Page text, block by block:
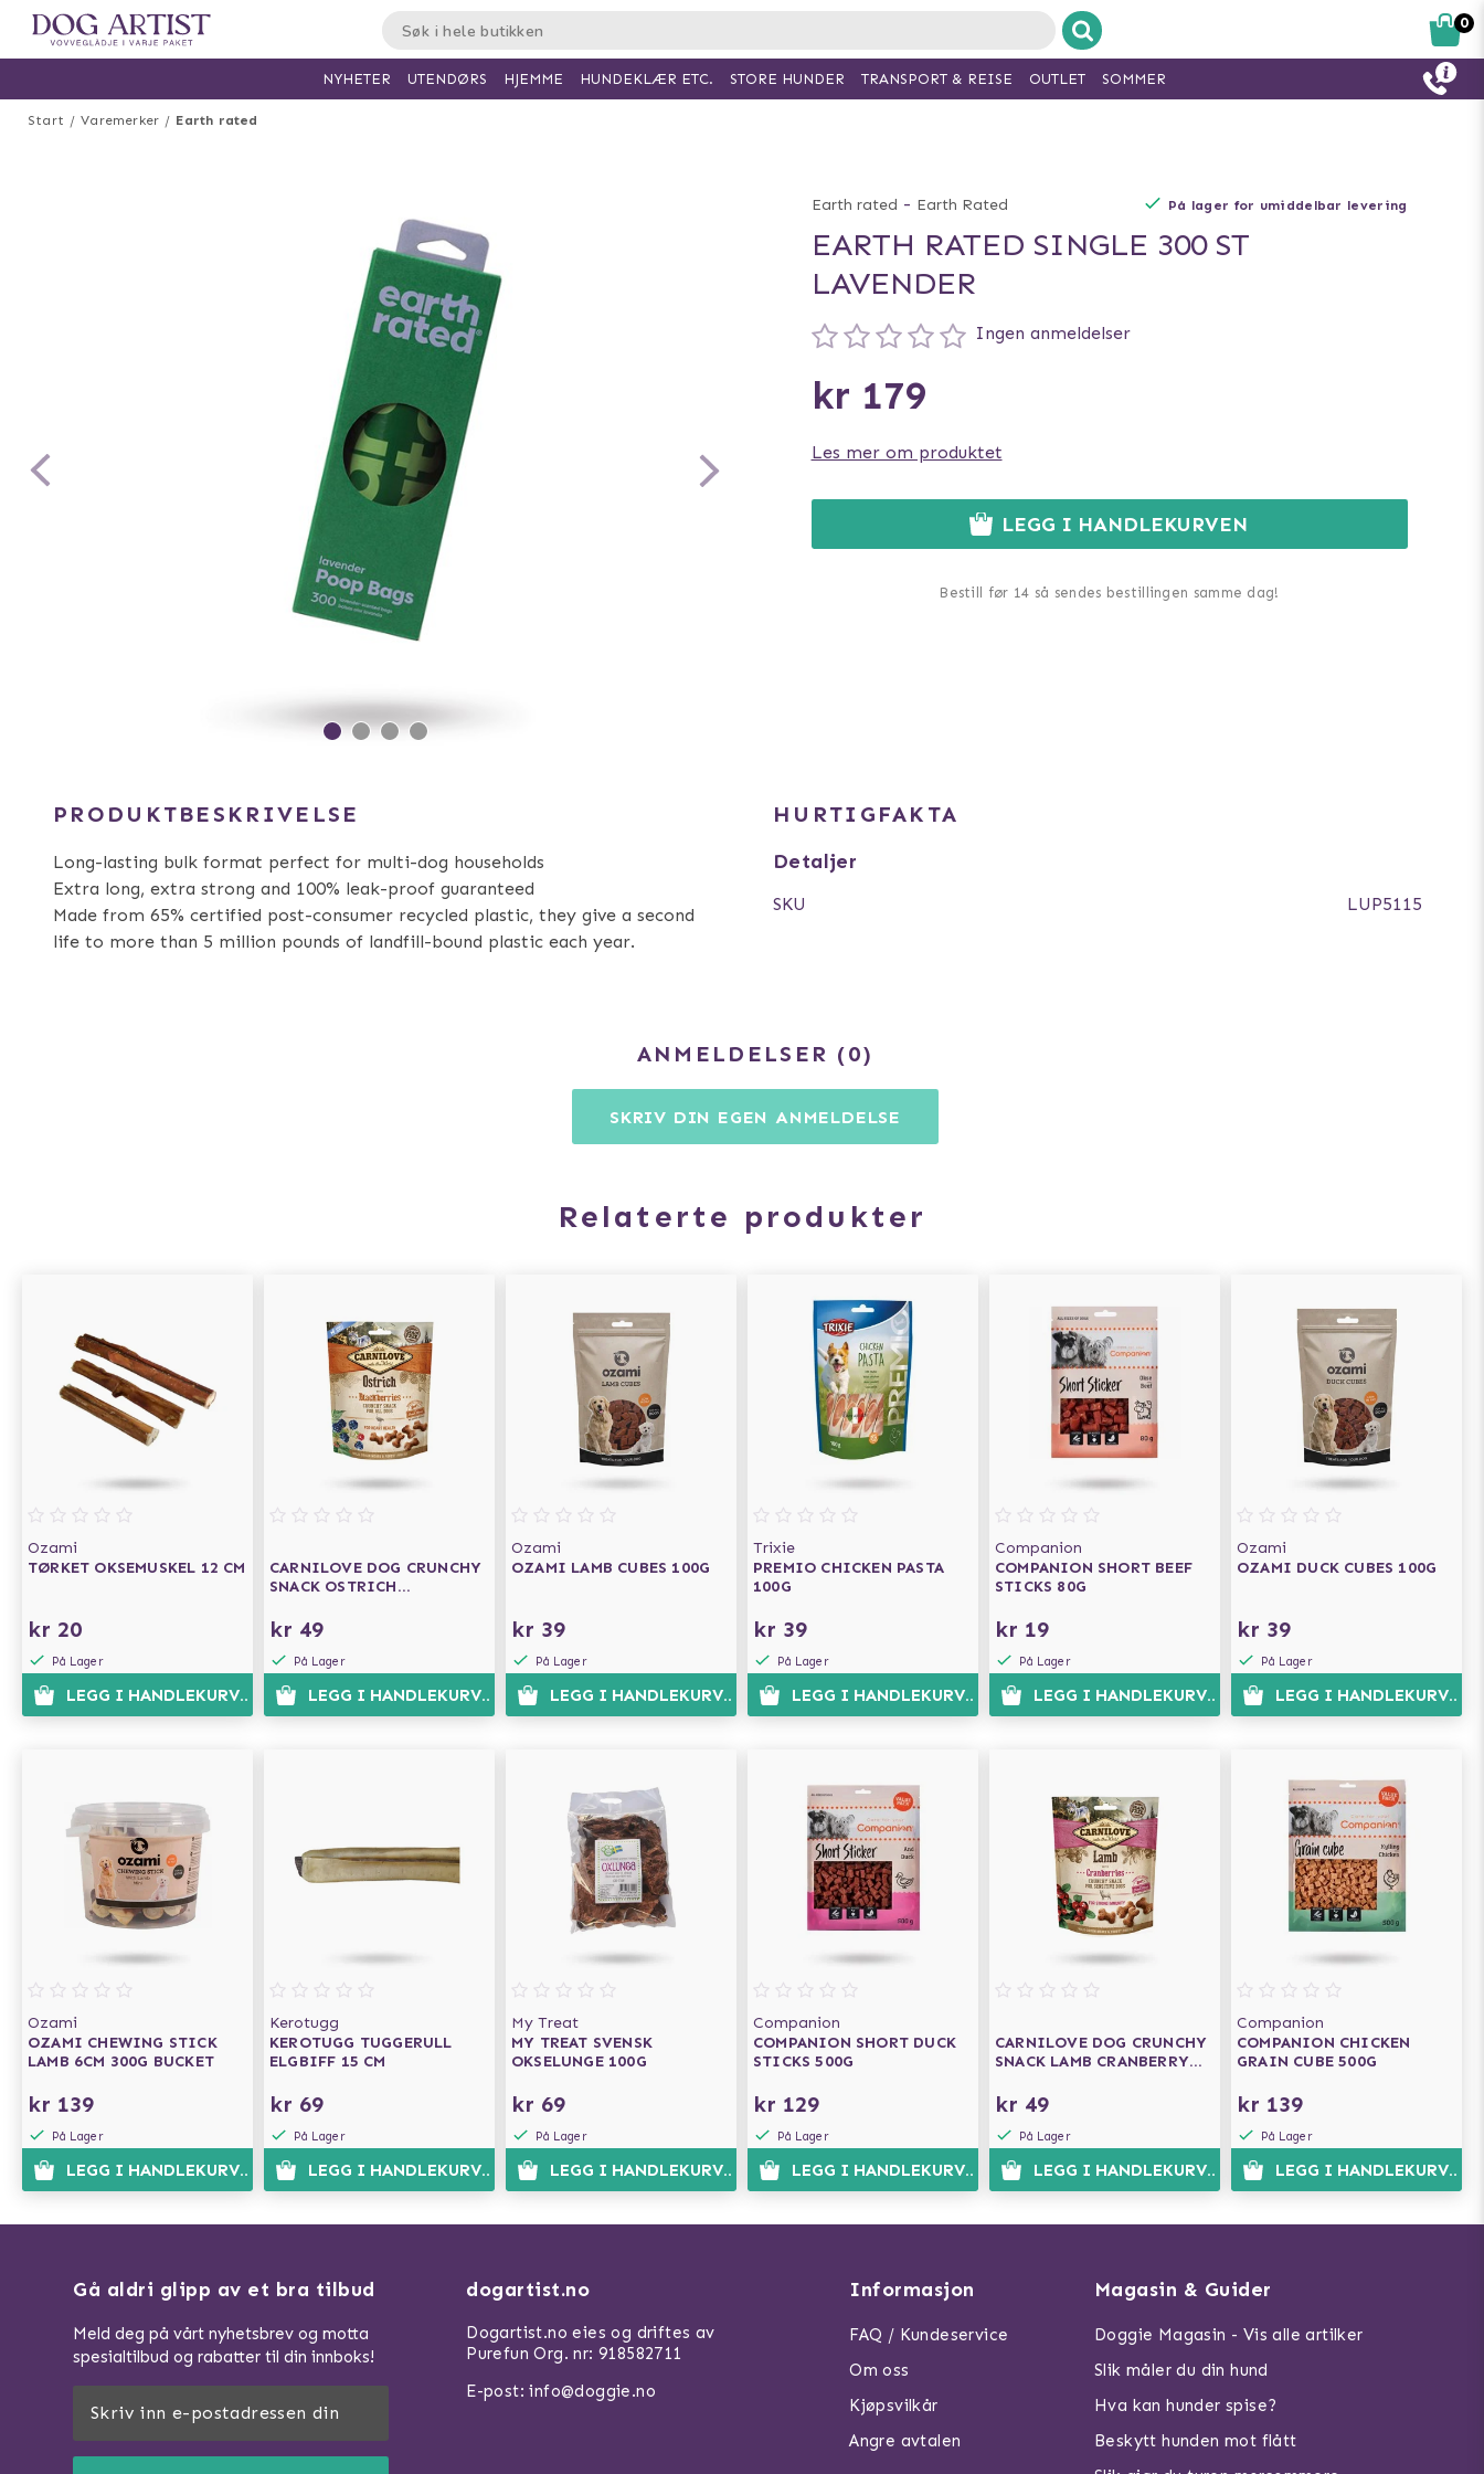
Start Varemerker Earth rated
Earth rated - Earth Rated På lager for umiddelbar levering
EARTH RATED SINGLE 300 ST
LAVENDER
Ingen anmeldelser
kr 179
Les mer om produktet
LEGG I HANDLEKURVEN
Bestill før 14 så sendes bestillingen samme dag!
PRODUKTBESKRIVELSE
Long-lasting bulk format perfect for multi-dog households
Extra long, extra strong and 100% leak-proof guaranteed
Made from 65% certified post-consumer recycled plastic, they give a second
life to more than 5 million pounds of landfill-bound plastic each year.
HURTIGFAKTA
Detaljer
SKU LUP5115
ANMELDELSER 0
SKRIV DIN EGEN ANMELDELSE
Relaterte produkter
Ozami
TØRKET OKSEMUSKEL 12 CM
kr 20
På Lager
LEGG I HANDLEKURVEN
CARNILOVE DOG CRUNCHY
SNACK OSTRICH
kr 49
På Lager
LEGG I HANDLEKURVEN
Ozami
OZAMI LAMB CUBES 100G
kr 39
På Lager
LEGG I HANDLEKURVEN
Trixie
PREMIO CHICKEN PASTA
100G
kr 39
På Lager
LEGG I HANDLEKURVEN
Companion
COMPANION SHORT BEEF
STICKS 80G
kr 19
På Lager
LEGG I HANDLEKURVEN
Ozami
OZAMI DUCK CUBES 100G
kr 39
På Lager
LEGG I HANDLEKURVEN
Ozami
OZAMI CHEWING STICK
LAMB 6CM 300G BUCKET
kr 139
På Lager
LEGG I HANDLEKURVEN
Kerotugg
KEROTUGG TUGGERULL
ELGBIFF 15 CM
kr 69
På Lager
LEGG I HANDLEKURVEN
My Treat
MY TREAT SVENSK
OKSELUNGE 100G
kr 69
På Lager
LEGG I HANDLEKURVEN
Companion
COMPANION SHORT DUCK
STICKS 500G
kr 129
På Lager
LEGG I HANDLEKURVEN
CARNILOVE DOG CRUNCHY
SNACK LAMB CRANBERRY
kr 49
På Lager
LEGG I HANDLEKURVEN
Companion
COMPANION CHICKEN
GRAIN CUBE 500G
kr 139
På Lager
LEGG I HANDLEKURVEN
0
NYHETER UTENDØRS HJEMME HUNDEKLÆR ETC. STORE HUNDER TRANSPORT & REISE OUTLET SOMMER
Gå aldri glipp av et bra tilbud
Meld deg på vårt nyhetsbrev og motta
spesialtilbud og rabatter til din innboks!
dogartist.no
Dogartist.no eies og driftes av
Purefun Org. nr: 918582711
E-post: info@doggie.no
Informasjon
FAQ / Kundeservice
Om oss
Kjøpsvilkår
Angre avtalen
Magasin & Guider
Doggie Magasin - Vis alle artilker
Slik måler du din hund
Hva kan hunder spise?
Beskytt hunden mot flått